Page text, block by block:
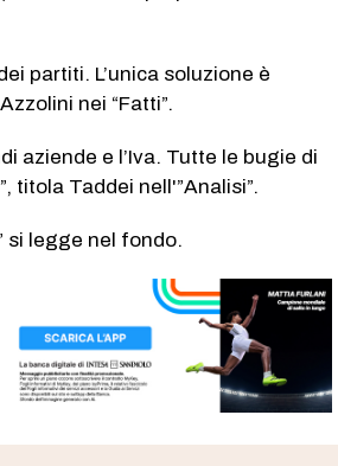
partiti. L’unica soluzione è
nei “Fatti”.
aziende e l’Iva. Tutte le bugie di
titola Taddei nell'”Analisi”.
si legge nel fondo.